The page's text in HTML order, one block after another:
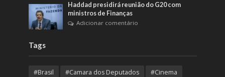
Haddad presidirá reunião do G20 com
ministros de Finanças
Adicionar comentário
Tags
#Brasil #Camara dos Deputados
#Cinema